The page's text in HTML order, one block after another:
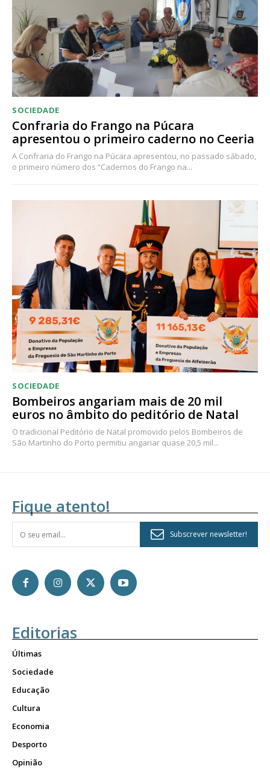
SOCIEDADE
Confraria do Frango na Púcara
apresentou o primeiro caderno no Ceeria
A Confraria do Frango na Púcara apresentou, no passado sábado,
o primeiro número dos “Cadernos do Frango na...
SOCIEDADE
Bombeiros angariam mais de 20 mil
euros no âmbito do peditório de Natal
O tradicional Peditório de Natal promovido pelos Bombeiros de
São Martinho do Porto permitiu angariar quase 20,5 mil...
Fique atento!
Subscrever newsletter!
Editorias
Últimas
Sociedade
Educação
Cultura
Economia
Desporto
Opinião